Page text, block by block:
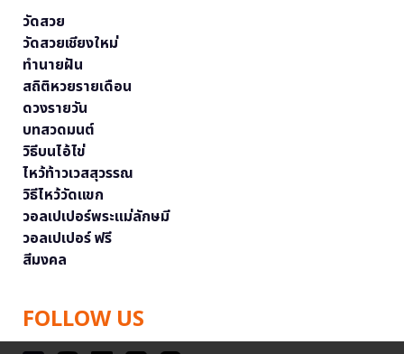
วัดสวย
วัดสวยเชียงใหม่
ทำนายฝัน
สถิติหวยรายเดือน
ดวงรายวัน
บทสวดมนต์
วิธีบนไอ้ไข่
ไหว้ท้าวเวสสุวรรณ
วิธีไหว้วัดแขก
วอลเปเปอร์พระแม่ลักษมี
วอลเปเปอร์ ฟรี
สีมงคล
FOLLOW US